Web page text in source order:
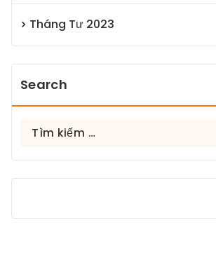
Tháng Tư 2023
Search
Tìm